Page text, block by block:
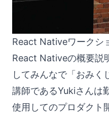
React Nativeワークシ
React Nativeの概要説
してみんなで「おみく
講師であるYukiさんは
使用してのプロダクト